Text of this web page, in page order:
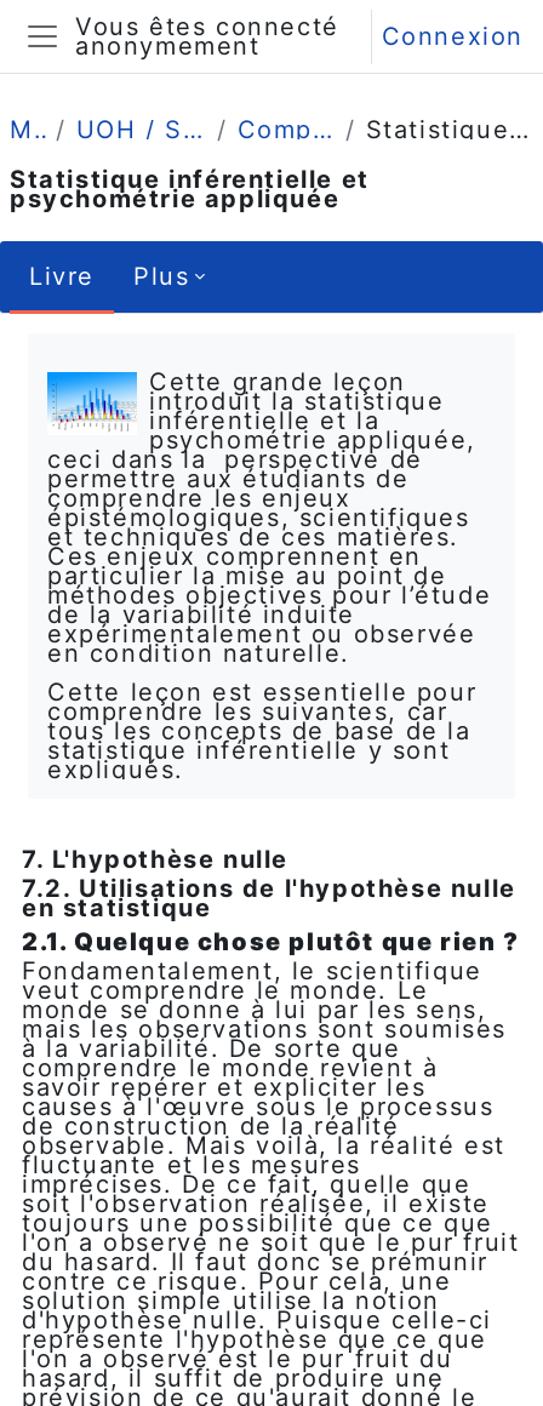
Passer au contenu principal
Panneau latéral
Vous êtes connecté
anonymement Connexion
Mes cours UOH / Statistique et Psychométrie en L2 Comprendre (4 grandes leçons)
Statistique inférentielle et psychométrie appliquée
Statistique inférentielle et
psychométrie appliquée
Livre Plus
Cette grande leçon
introduit la statistique
inférentielle et la
psychométrie appliquée,
ceci dans la perspective de
permettre aux étudiants de
comprendre les enjeux
épistémologiques, scientifiques
et techniques de ces matières.
Ces enjeux comprennent en
particulier la mise au point de
méthodes objectives pour l’étude
de la variabilité induite
expérimentalement ou observée
en condition naturelle.
Cette leçon est essentielle pour
comprendre les suivantes, car
tous les concepts de base de la
statistique inférentielle y sont
expliqués.
7. L'hypothèse nulle
7.2. Utilisations de l'hypothèse nulle
en statistique
2.1. Quelque chose plutôt que rien ?
Fondamentalement, le scientifique
veut comprendre le monde. Le
monde se donne à lui par les sens,
mais les observations sont soumises
à la variabilité. De sorte que
comprendre le monde revient à
savoir repérer et expliciter les
causes à l'œuvre sous le processus
de construction de la réalité
observable. Mais voilà, la réalité est
fluctuante et les mesures
imprécises. De ce fait, quelle que
soit l'observation réalisée, il existe
toujours une possibilité que ce que
l'on a observé ne soit que le pur fruit
du hasard. Il faut donc se prémunir
contre ce risque. Pour cela, une
solution simple utilise la notion
d'hypothèse nulle. Puisque celle-ci
représente l'hypothèse que ce que
l'on a observé est le pur fruit du
hasard, il suffit de produire une
prévision de ce qu'aurait donné le